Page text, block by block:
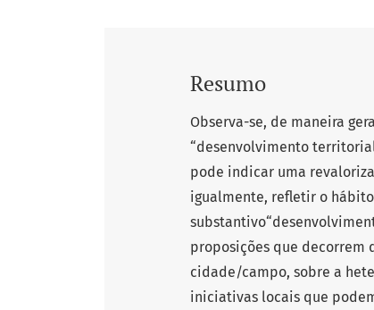
Resumo
Observa-se, de maneira
“desenvolvimento
pode indicar uma
igualmente, refletir o
proposições que decorrem
cidade/campo, sobre a
iniciativas locais que